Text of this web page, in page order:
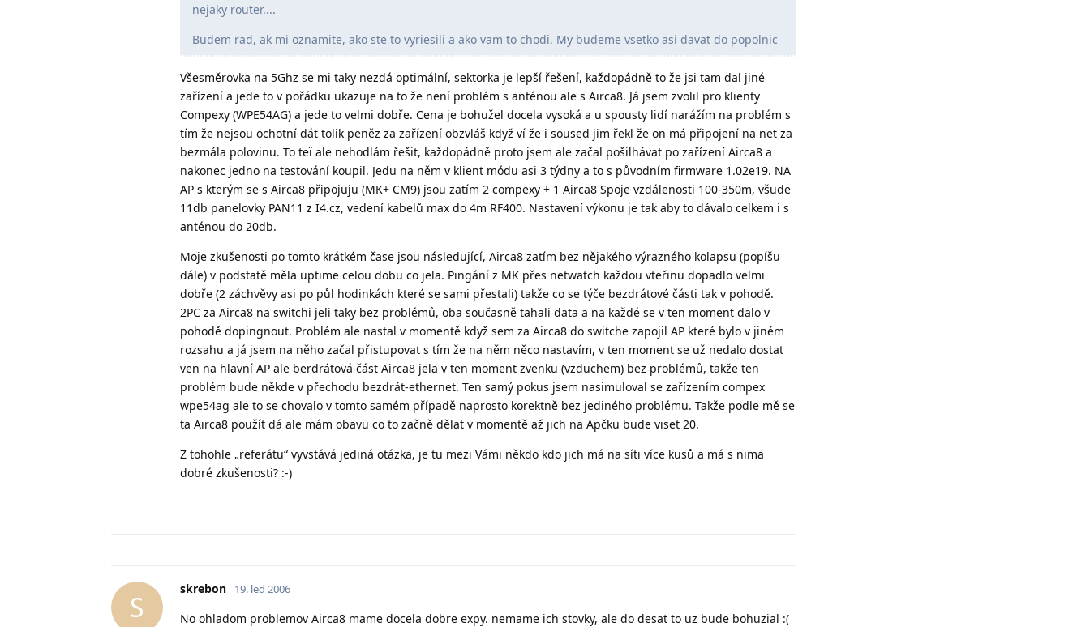
nejaky router....
Budem rad, ak mi oznamite, ako ste to vyriesili a ako vam to chodi. My budeme vsetko asi davat do popolnic
Všesměrovka na 5Ghz se mi taky nezdá optimální, sektorka je lepší řešení, každopádně to že jsi tam dal jiné
zařízení a jede to v pořádku ukazuje na to že není problém s anténou ale s Airca8. Já jsem zvolil pro klienty
Compexy (WPE54AG) a jede to velmi dobře. Cena je bohužel docela vysoká a u spousty lidí narážím na problém s
tím že nejsou ochotní dát tolik peněz za zařízení obzvláš když ví že i soused jim řekl že on má připojení na net za
bezmála polovinu. To teï ale nehodlám řešit, každopádně proto jsem ale začal pošilhávat po zařízení Airca8 a
nakonec jedno na testování koupil. Jedu na něm v klient módu asi 3 týdny a to s původním firmware 1.02e19. NA
AP s kterým se s Airca8 připojuju (MK+ CM9) jsou zatím 2 compexy + 1 Airca8 Spoje vzdálenosti 100-350m, všude
11db panelovky PAN11 z I4.cz, vedení kabelů max do 4m RF400. Nastavení výkonu je tak aby to dávalo celkem i s
anténou do 20db.
Moje zkušenosti po tomto krátkém čase jsou následující, Airca8 zatím bez nějakého výrazného kolapsu (popíšu
dále) v podstatě měla uptime celou dobu co jela. Pingání z MK přes netwatch každou vteřinu dopadlo velmi
dobře (2 záchvěvy asi po půl hodinkách které se sami přestali) takže co se týče bezdrátové části tak v pohodě.
2PC za Airca8 na switchi jeli taky bez problémů, oba současně tahali data a na každé se v ten moment dalo v
pohodě dopingnout. Problém ale nastal v momentě když sem za Airca8 do switche zapojil AP které bylo v jiném
rozsahu a já jsem na něho začal přistupovat s tím že na něm něco nastavím, v ten moment se už nedalo dostat
ven na hlavní AP ale berdrátová část Airca8 jela v ten moment zvenku (vzduchem) bez problémů, takže ten
problém bude někde v přechodu bezdrát-ethernet. Ten samý pokus jsem nasimuloval se zařízením compex
wpe54ag ale to se chovalo v tomto samém případě naprosto korektně bez jediného problému. Takže podle mě se
ta Airca8 použít dá ale mám obavu co to začně dělat v momentě až jich na Apčku bude viset 20.
Z tohohle „referátu“ vyvstává jediná otázka, je tu mezi Vámi někdo kdo jich má na síti více kusů a má s nima
dobré zkušenosti? :-)
S
skrebon 19. led 2006
No ohladom problemov Airca8 mame docela dobre expy. nemame ich stovky, ale do desat to uz bude bohuzial :(